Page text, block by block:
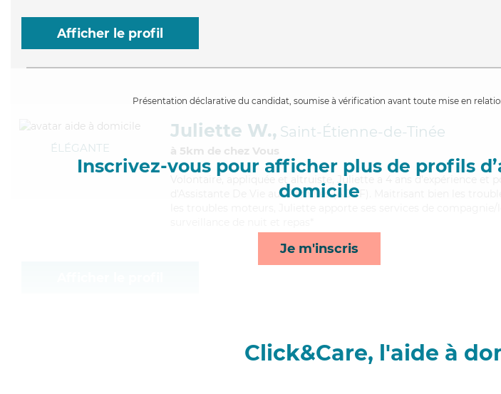
Afficher le profil
Présentation déclarative du candidat, soumise à vérification avant toute mise en
Inscrivez-vous pour afficher plus de profils
domicile
Je m'inscris
ÉLÉGANTE
Juliette W., Saint-Étienne-de-Tinée
à 5km de chez Vous
Volontaire
, appliquée et altruiste, Juliette a 4 ans d'expérience et
d'Assistante De Vie aux Familles (ADVF). Maitrisant bien les
Click&Care, l'aide à